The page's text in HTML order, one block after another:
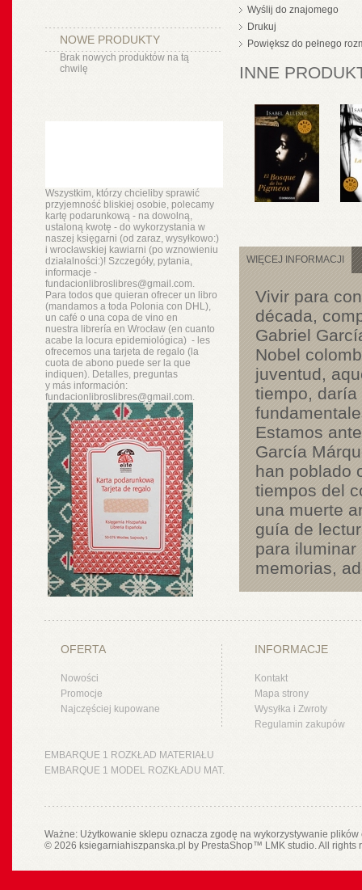
NOWE PRODUKTY
Brak nowych produktów na tą
chwilę
Wszystkim, którzy chcieliby sprawić
przyjemność bliskiej osobie, polecamy
kartę podarunkową - na dowolną,
ustaloną kwotę - do wykorzystania w
naszej księgarni (od zaraz, wysyłkowo:)
i wrocławskiej kawiarni (po wznowieniu
działalności:)! Szczegóły, pytania,
informacje -
fundacionlibroslibres@gmail.com.
Para todos que quieran ofrecer un libro
(mandamos a toda Polonia con DHL),
un café o una copa de vino en
nuestra libreríaen Wrocław (en cuanto
acabe la locura epidemiológica) - les
ofrecemos una tarjeta de regalo (la
cuota de abono puede ser la que
indiquen). Detalles, preguntas
y másinformación:
fundacionlibroslibres@gmail.com.
Wyślij do znajomego
Drukuj
Powiększ do pełnego
INNE
WIĘCEJ INFORMACJI
Vivir para
década,
Gabriel
Nobel
juventud,
tiempo,
Estamos
García
han poblado
tiempos del
una muerte
guía de
para
memorias,
OFERTA
Nowości
Promocje
Najczęściej kupowane
INFORMACJE
Kontakt
Mapa strony
Wysyłka i Zwroty
Regulamin zakupów
EMBARQUE 1 ROZKŁAD MATERIAŁU
EMBARQUE 1 MODEL ROZKŁADU MAT.
Ważne: Użytkowanie sklepu oznacza zgodę na wykorzystywanie
© 2026 ksiegarniahiszpanska.pl by PrestaShop™ LMK studio. All rights